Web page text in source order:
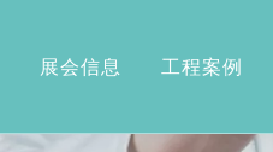
展会信息 工程案例